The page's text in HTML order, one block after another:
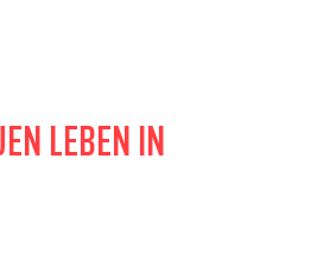
LEBEN IN